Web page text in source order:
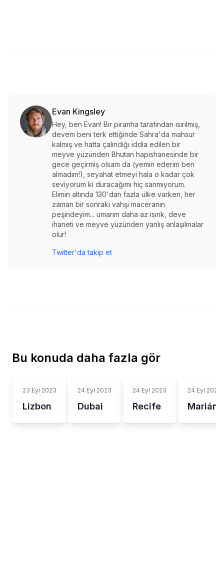
Evan Kingsley
Hey, ben Evan! Bir piranha tarafından ısırılmış,
devem beni terk ettiğinde Sahra'da mahsur
kalmış ve hatta çalındığı iddia edilen bir
meyve yüzünden Bhutan hapishanesinde bir
gece geçirmiş olsam da (yemin ederim ben
almadım!), seyahat etmeyi hala o kadar çok
seviyorum ki duracağımı hiç sanmıyorum.
Elimin altında 130'dan fazla ülke varken, her
zaman bir sonraki vahşi maceranın
peşindeyim... umarım daha az ısırık, deve
ihaneti ve meyve yüzünden yanlış anlaşılmalar
olur!
Twitter'da takip et
Bu konuda daha fazla gör
23 Eyl 2023
Lizbon
24 Eyl 2023
Dubai
24 Eyl 2023
Recife
24 Eyl 2023